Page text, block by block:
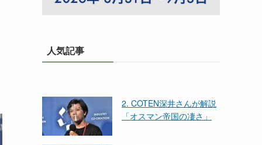
人気記事
2. COTEN深井さんが解説
「オスマン帝国の凄さ」